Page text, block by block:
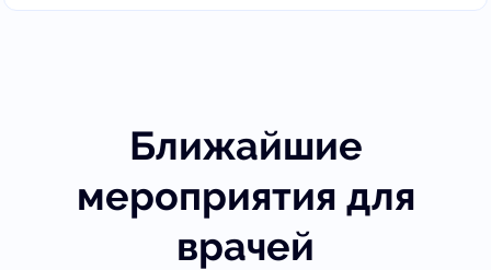
Ближайшие
мероприятия для
врачей